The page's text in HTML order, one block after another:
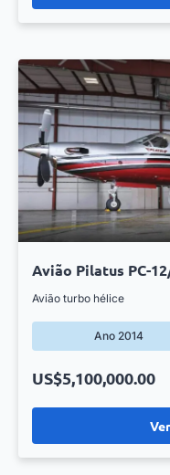
Avião Pilatus PC-
Avião turbo hélice
Ano 2014
US$5,100,000.00